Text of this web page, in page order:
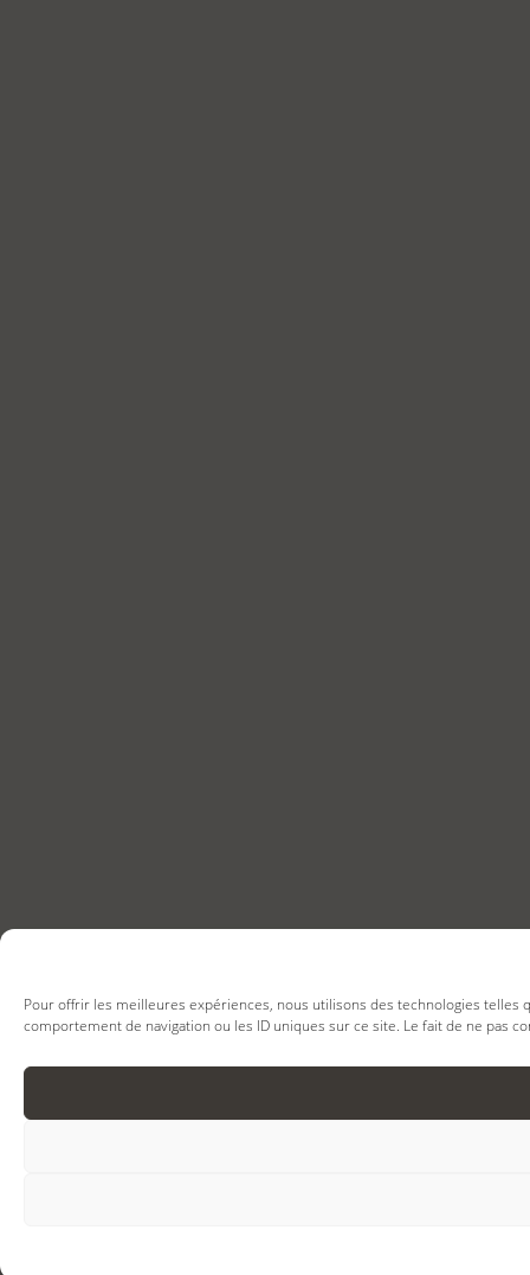
Pour offrir les meilleures expériences, nous utilisons des technologies
comportement de navigation ou les ID uniques sur ce site. Le fait de ne